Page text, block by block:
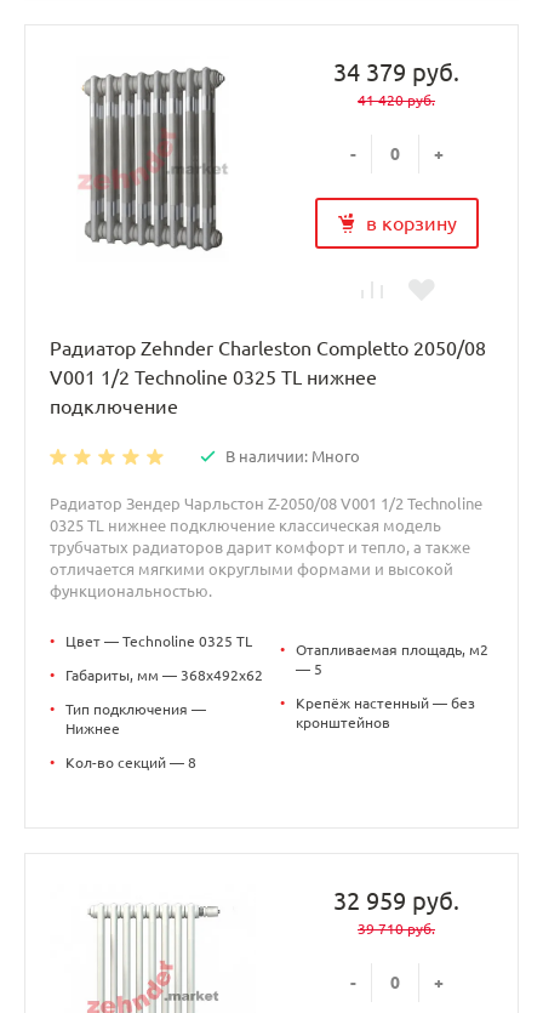
34 379 руб.
41 420 руб.
- +
в корзину
Радиатор Zehnder Charleston Completto 2050/08
V001 1/2 Technoline 0325 TL нижнее
подключение
В наличии: Много
Радиатор Зендер Чарльстон Z-2050/08 V001 1/2 Technoline
0325 TL нижнее подключение классическая модель
трубчатых радиаторов дарит комфорт и тепло, а также
отличается мягкими округлыми формами и высокой
функциональностью.
• Цвет — Technoline 0325 TL
• Габариты, мм — 368x492x62
•
Тип подключения —
Нижнее
• Кол-во секций — 8
•
Отапливаемая площадь, м2
— 5
•
Крепёж настенный — без
кронштейнов
32 959 руб.
39 710 руб.
- +